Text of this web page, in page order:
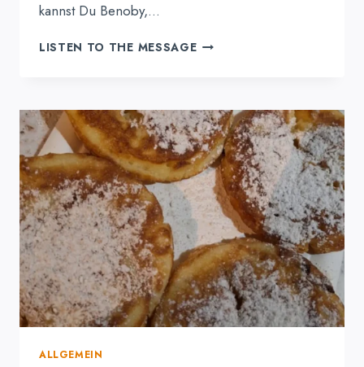
kannst Du Benoby,…
LISTEN TO THE MESSAGEBENOBY
DAS
WALDBAD
UND
LÄDT
ZUM
WEIHNACHTSKONZERT
IN
SEINER
HEIMAT
EIN!
ALLGEMEIN